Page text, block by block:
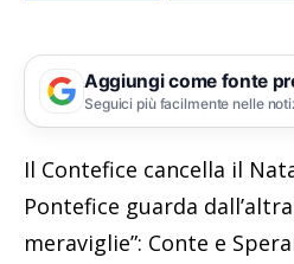
Aggiungi come fonte
Seguici più facilmente nelle
Il Contefice cancella il
Pontefice guarda
meraviglie”: Conte e